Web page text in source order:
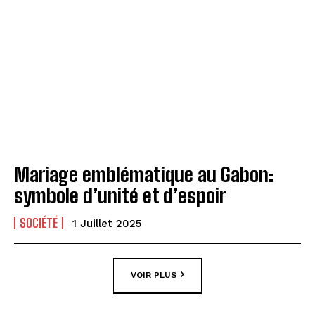
Mariage emblématique au Gabon:
symbole d’unité et d’espoir
SOCIÉTÉ 1 Juillet 2025
VOIR PLUS